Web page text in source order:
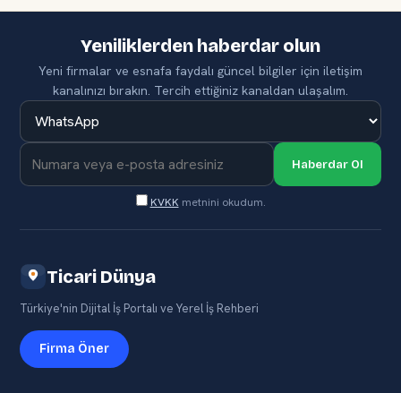
Yeniliklerden haberdar olun
Yeni firmalar ve esnafa faydalı güncel bilgiler için iletişim
kanalınızı bırakın. Tercih ettiğiniz kanaldan ulaşalım.
Haberdar Ol
KVKK metnini okudum.
Ticari Dünya
Türkiye'nin Dijital İş Portalı ve Yerel İş Rehberi
Firma Öner